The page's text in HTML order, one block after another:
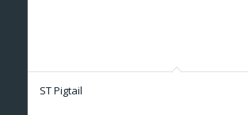
ST Pigtail